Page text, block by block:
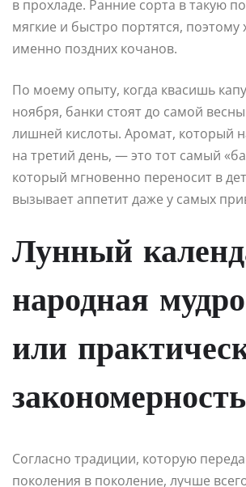
в прохладе. Ранние сорта в такую
мягкие и быстро портятся, поэтому
именно поздних кочанов.
По моему опыту, когда квасишь
ноября, банки стоят до самой
лишней кислоты. Аромат, который
на третий день, — это тот самый
который мгновенно переносит в
вызывает аппетит даже у самых
Лунный
народная
или
закономерность
Согласно традиции, которую
поколения в поколение, лучше